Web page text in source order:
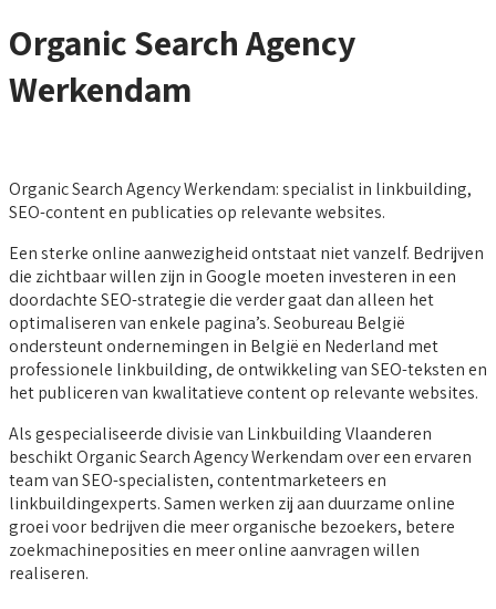
Organic Search Agency
Werkendam
Organic Search Agency Werkendam: specialist in linkbuilding,
SEO-content en publicaties op relevante websites.
Een sterke online aanwezigheid ontstaat niet vanzelf. Bedrijven
die zichtbaar willen zijn in Google moeten investeren in een
doordachte SEO-strategie die verder gaat dan alleen het
optimaliseren van enkele pagina’s. Seobureau België
ondersteunt ondernemingen in België en Nederland met
professionele linkbuilding, de ontwikkeling van SEO-teksten en
het publiceren van kwalitatieve content op relevante websites.
Als gespecialiseerde divisie van Linkbuilding Vlaanderen
beschikt Organic Search Agency Werkendam over een ervaren
team van SEO-specialisten, contentmarketeers en
linkbuildingexperts. Samen werken zij aan duurzame online
groei voor bedrijven die meer organische bezoekers, betere
zoekmachineposities en meer online aanvragen willen
realiseren.